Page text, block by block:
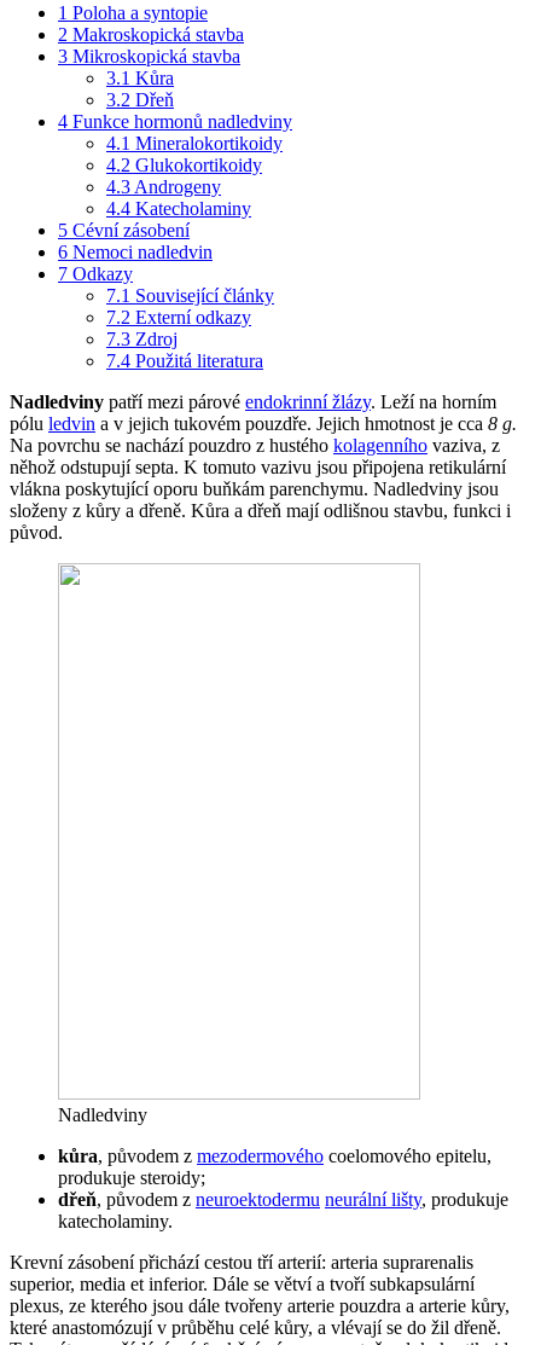
1 Poloha a syntopie
2 Makroskopická stavba
3 Mikroskopická stavba
3.1 Kůra
3.2 Dřeň
4 Funkce hormonů nadledviny
4.1 Mineralokortikoidy
4.2 Glukokortikoidy
4.3 Androgeny
4.4 Katecholaminy
5 Cévní zásobení
6 Nemoci nadledvin
7 Odkazy
7.1 Související články
7.2 Externí odkazy
7.3 Zdroj
7.4 Použitá literatura
Nadledviny patří mezi párové endokrinní žlázy. Leží na horním
pólu ledvin a v jejich tukovém pouzdře. Jejich hmotnost je cca 8 g.
Na povrchu se nachází pouzdro z hustého kolagenního vaziva, z
něhož odstupují septa. K tomuto vazivu jsou připojena retikulární
vlákna poskytující oporu buňkám parenchymu. Nadledviny jsou
složeny z kůry a dřeně. Kůra a dřeň mají odlišnou stavbu, funkci i
původ.
Nadledviny
kůra, původem z mezodermového coelomového epitelu,
produkuje steroidy;
dřeň, původem z neuroektodermu neurální lišty, produkuje
katecholaminy.
Krevní zásobení přichází cestou tří arterií: arteria suprarenalis
superior, media et inferior. Dále se větví a tvoří subkapsulární
plexus, ze kterého jsou dále tvořeny arterie pouzdra a arterie kůry,
které anastomózují v průběhu celé kůry, a vlévají se do žil dřeně.